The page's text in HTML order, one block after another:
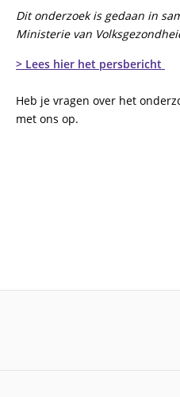
Dit onderzoek is gedaan in
Ministerie van
> Lees hier het persbericht
Heb je vragen over het
met ons op.